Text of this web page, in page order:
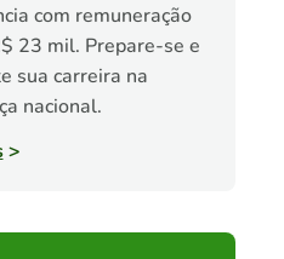
com remuneração
23 mil. Prepare-se e
sua carreira na
nacional.
>